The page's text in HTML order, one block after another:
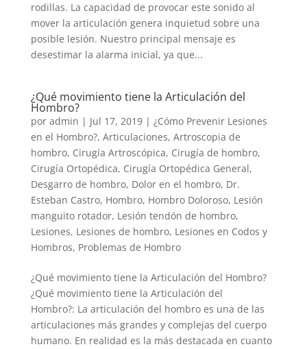
rodillas. La capacidad de provocar este sonido al
mover la articulación genera inquietud sobre una
posible lesión. Nuestro principal mensaje es
desestimar la alarma inicial, ya que...
¿Qué movimiento tiene la Articulación del
Hombro?
por admin | Jul 17, 2019| ¿Cómo Prevenir Lesiones
en el Hombro?, Articulaciones, Artroscopia de
hombro, Cirugía Artroscópica, Cirugía de hombro,
Cirugía Ortopédica, Cirugía Ortopédica General,
Desgarro de hombro, Dolor en el hombro, Dr.
Esteban Castro, Hombro, Hombro Doloroso, Lesión
manguito rotador, Lesión tendón de hombro,
Lesiones, Lesiones de hombro, Lesiones en Codos y
Hombros, Problemas de Hombro
¿Qué movimiento tiene la Articulación del Hombro?
¿Qué movimiento tiene la Articulación del
Hombro?: La articulación del hombro es una de las
articulaciones más grandes y complejas del cuerpo
humano. En realidad es la más destacada en cuanto